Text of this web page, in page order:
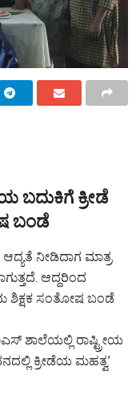
ಬದುಕಿಗೆ ಕ್ರೀಡೆ
ಬಂಡೆ
ನೀಡಿದಾಗ ಮಾತ್ರ
ಆದ್ದರಿಂದ
ಶಿಕ್ಷಕ ಸಂತೋಷ ಬಂಡೆ
ಶಾಲೆಯಲ್ಲಿ ರಾಷ್ಟ್ರೀಯ
ಕ್ರೀಡೆಯ ಮಹತ್ವ’